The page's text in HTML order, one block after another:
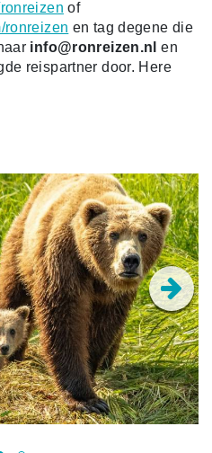
of
ronreizen en tag degene die
info@ronreizen.nlen
reispartner door. Here